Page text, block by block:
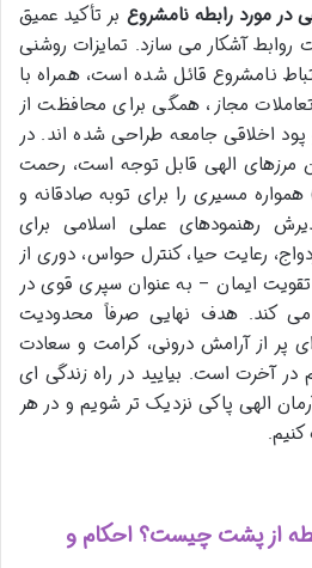
در مورد رابطه نامشروع بر تأکید عمیق
روابط آشکار می سازد. تمایزات روشنی
نامشروع قائل شده است، همراه با
مجاز، همگی برای محافظت از
اخلاقی جامعه طراحی شده اند. در
مرزهای الهی قابل توجه است، رحمت
مسیری را برای توبه صادقانه و
رهنمودهای عملی اسلامی برای
رعایت حیا، کنترل حواس، دوری از
ایمان – به عنوان سپری قوی در
می کند. هدف نهایی صرفاً محدودیت
پر از آرامش درونی، کرامت و سعادت
در آخرت است. بیایید در راه زندگی ای
الهی پاکی نزدیک تر شویم و در هر
از پشت چیست؟ احکام و